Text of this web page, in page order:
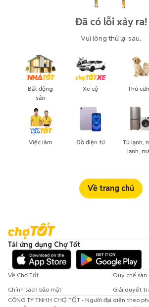
Đã có lỗi xảy ra!
Vui lòng thử lại sau.
Bất động
sản
Việc làm
Xe cộ
Đồ điện tử
Thú
Tủ lạnh,
lạnh,
Về trang chủ
Tải ứng dụng Chợ Tốt
Về Chợ Tốt
Quy chế sàn
Chính sách bảo mật
Giải quyết
CÔNG TY TNHH CHỢ TỐT - Người đại diện theo